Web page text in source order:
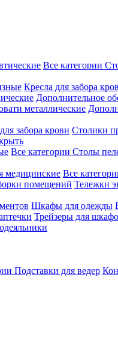
Все категории
Кресла для забора
Дополнительное
металлические
забора крови Столики
Все категории Столы
медицинские Все
помещений Тележки
Шкафы для одежды
Трейзеры для
Подставки для ведер